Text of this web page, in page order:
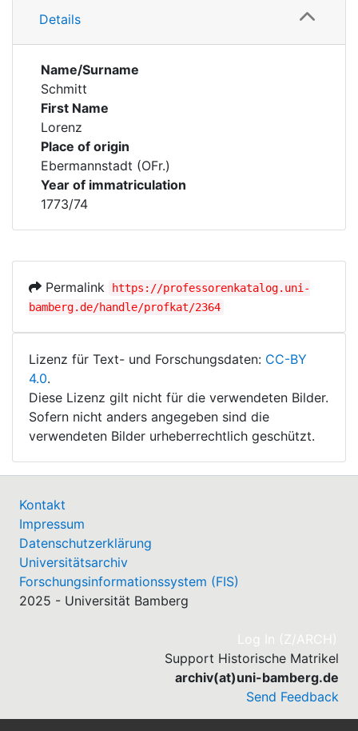
Details
Name/Surname
Schmitt
First Name
Lorenz
Place of origin
Ebermannstadt (OFr.)
Year of immatriculation
1773/74
Permalink
https://professorenkatalog.uni-
bamberg.de/handle/profkat/2364
Lizenz für Text- und Forschungsdaten: CC-BY
4.0.
Diese Lizenz gilt nicht für die verwendeten Bilder.
Sofern nicht anders angegeben sind die
verwendeten Bilder urheberrechtlich geschützt.
Kontakt
Impressum
Datenschutzerklärung
Universitätsarchiv
Forschungsinformationssystem (FIS)
2025 - Universität Bamberg
Log In (Z/ARCH)
Support Historische Matrikel
archiv(at)uni-bamberg.de
Send Feedback